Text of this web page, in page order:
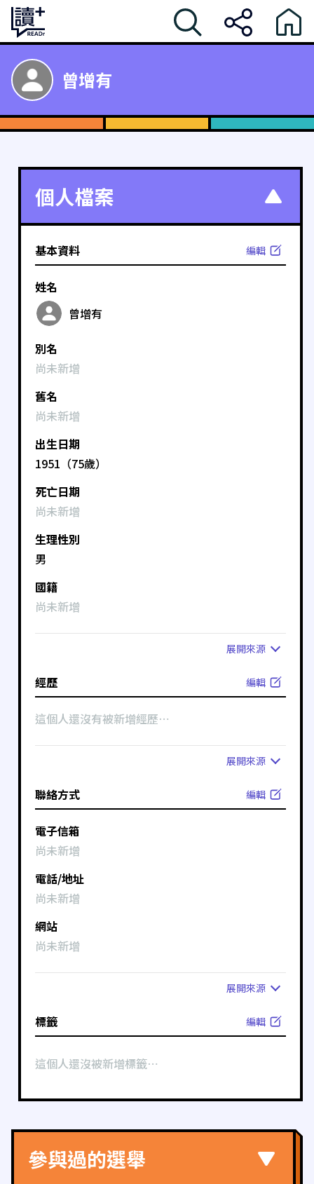
曾增有
個人檔案
基本資料 編輯
姓名
曾增有
別名
尚未新增
舊名
尚未新增
出生日期
1951（75歲）
死亡日期
尚未新增
生理性別
男
國籍
尚未新增
展開來源
經歷 編輯
這個人還沒有被新增經歷⋯
展開來源
聯絡方式 編輯
電子信箱
尚未新增
電話/地址
尚未新增
網站
尚未新增
展開來源
標籤 編輯
這個人還沒被新增標籤⋯
參與過的選舉